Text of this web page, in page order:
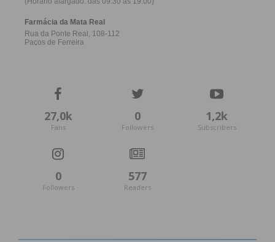
27,0k
Fans
0
Followers
1,2k
Subscribers
0
Followers
577
Readers